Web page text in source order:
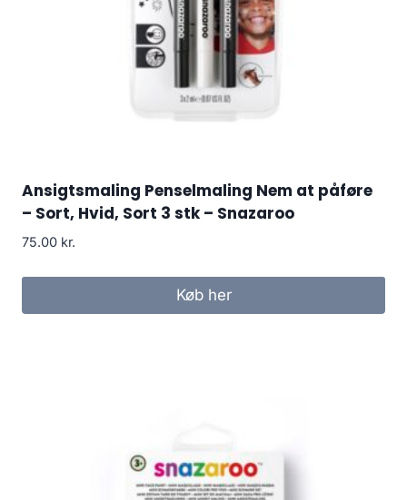
Ansigtsmaling Penselmaling Nem at påføre
– Sort, Hvid, Sort 3 stk – Snazaroo
75.00 kr.
Køb her